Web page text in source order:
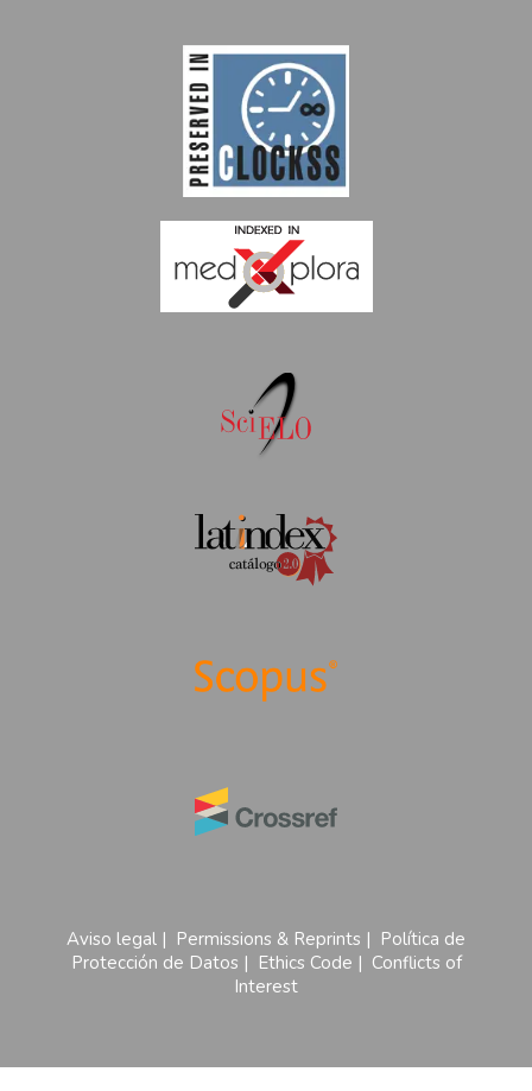
Aviso legal | Permissions & Reprints | Política de
Protección de Datos | Ethics Code | Conflicts of
Interest